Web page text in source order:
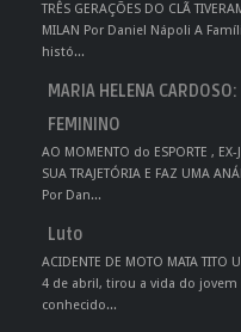
TRÊS GERAÇÕES DO CLÃ
MILAN Por Daniel Nápoli A
histó...
MARIA HELENA
FEMININO
AO MOMENTO do ESPORTE ,
SUA TRAJETÓRIA E FAZ UMA
Por Dan...
Luto
ACIDENTE DE MOTO MATA
4 de abril, tirou a vida do
conhecido...